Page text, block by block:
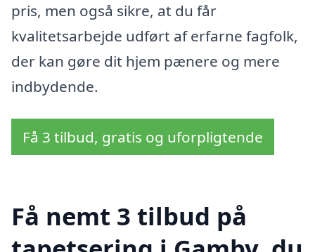
pris, men også sikre, at du får
kvalitetsarbejde udført af erfarne fagfolk,
der kan gøre dit hjem pænere og mere
indbydende.
Få 3 tilbud, gratis og uforpligtende
Få nemt 3 tilbud på